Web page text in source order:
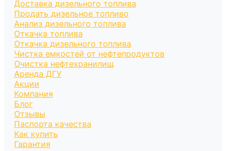
Доставка дизельного топлива
Продать дизельное топливо
Анализ дизельного топлива
Откачка топлива
Откачка дизельного топлива
Чистка емкостей от нефтепродуктов
Очистка нефтехранилищ
Аренда ДГУ
Акции
Компания
Блог
Отзывы
Паспорта качества
Как купить
Гарантия